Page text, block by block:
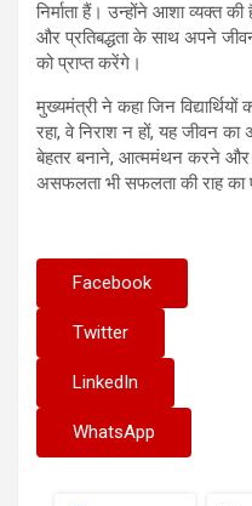
निर्माता हैं। उन्होंने आशा व्यक्त की
और प्रतिबद्धता के साथ अपने
को प्राप्त करेंगे।
मुख्यमंत्री ने कहा जिन
रहा, वे निराश न हों, यह जीवन
बेहतर बनाने, आत्ममंथन करने
असफलता भी सफलता की राह का
Facebook
Twitter
LinkedIn
WhatsApp